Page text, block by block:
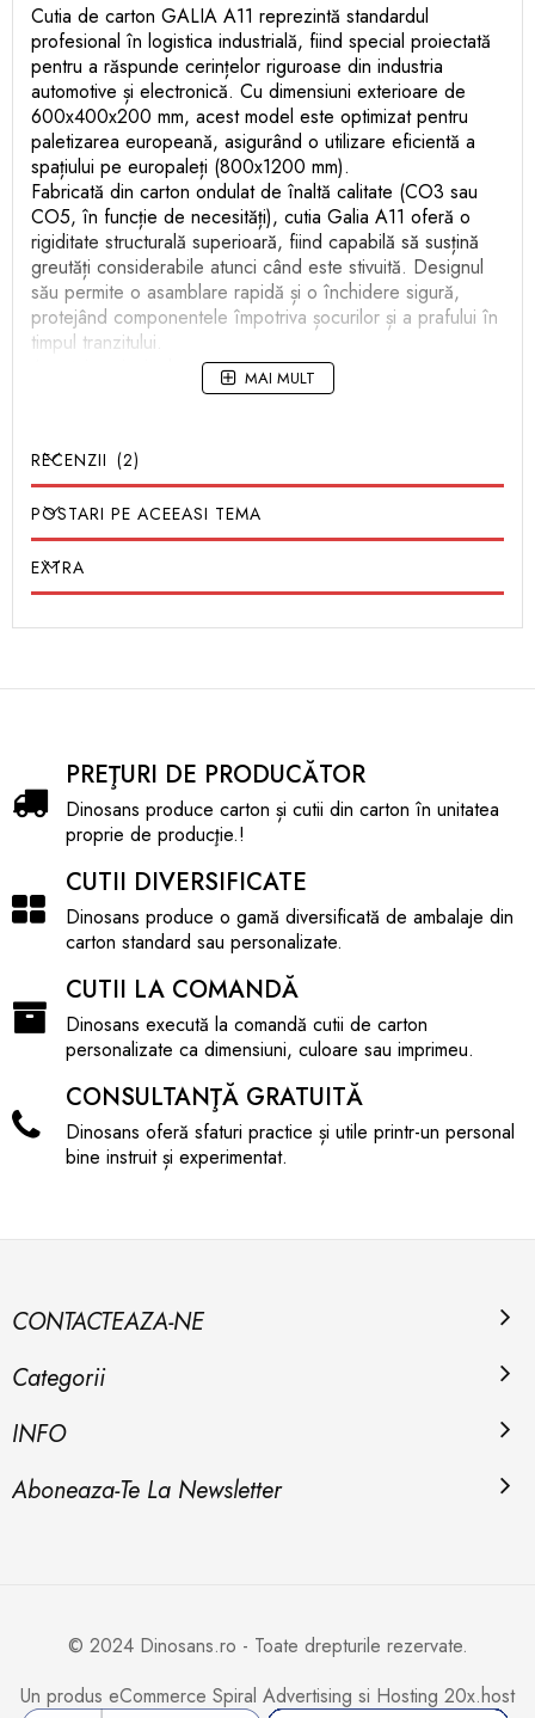
Cutia de carton GALIA A11 reprezintă standardul
profesional în logistica industrială, fiind special proiectată
pentru a răspunde cerințelor riguroase din industria
automotive și electronică. Cu dimensiuni exterioare de
600x400x200 mm, acest model este optimizat pentru
paletizarea europeană, asigurând o utilizare eficientă a
spațiului pe europaleți (800x1200 mm).
Fabricată din carton ondulat de înaltă calitate (CO3 sau
CO5, în funcție de necesități), cutia Galia A11 oferă o
rigiditate structurală superioară, fiind capabilă să susțină
greutăți considerabile atunci când este stivuită. Designul
său permite o asamblare rapidă și o închidere sigură,
protejând componentele împotriva șocurilor și a prafului în
timpul tranzitului.
Standardizare Europeană: Dimensiuni conforme cu
Eficiență la Stivuire: Construcția robustă previne
deformarea cutiilor de la bază, chiar și sub sarcină
Optimizare Costuri: Forma ergonomică permite
maximizarea numărului de unități pe palet, reducând
Transportul pieselor auto și componentelor
mecanice.
Depozitarea produselor electronice și
electrocasnice mici.
Logistica generală care necesită module de 60x40
cm.
TIP CARTON: 5 straturi
STOC: peste 1.000 buc.
AMBALARE: 15 buc / bax
Cutie cartin in 5 straturi 600/400/200h pentru transport
produse prin curierat sau paletizat.
MAI MULT
RECENZII 2
POSTARI PE ACEEASI TEMA
EXTRA
PREŢURI DE PRODUCĂTOR
Dinosans produce carton și cutii din carton în unitatea
proprie de producţie.!
CUTII DIVERSIFICATE
Dinosans produce o gamă diversificată de ambalaje din
carton standard sau personalizate.
CUTII LA COMANDĂ
Dinosans execută la comandă cutii de carton
personalizate ca dimensiuni, culoare sau imprimeu.
CONSULTANŢĂ GRATUITĂ
Dinosans oferă sfaturi practice și utile printr-un personal
bine instruit și experimentat.
CONTACTEAZA-NE
Categorii
INFO
Aboneaza-Te La Newsletter
© 2024 Dinosans.ro - Toate drepturile rezervate.
Un produs eCommerce Spiral Advertising si Hosting 20x.host